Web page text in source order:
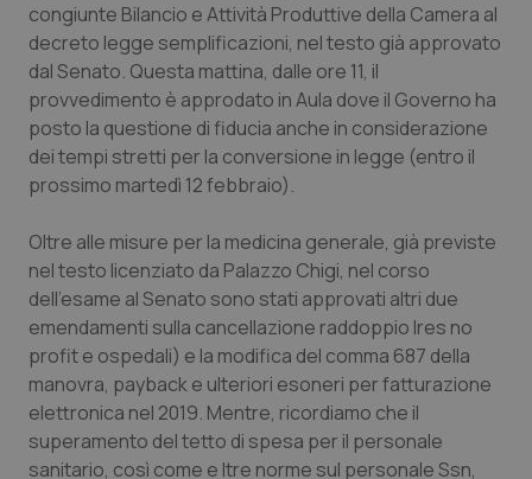
Liguria
Lombardia
Marche
Molise
Piemonte
Provincia Autonoma di Bolzano
Provincia Autonoma di Trento
Disturbi dell’umore
Dolore
Donna & Salute
Epatiti
HIV
Infezioni & Febbre
Ipertensione & Scompenso
congiunte Bilancio e Attività Produttive della Camera al
decreto legge semplificazioni, nel testo già approvato
dal Senato. Questa mattina, dalle ore 11, il
provvedimento è approdato in Aula dove il Governo ha
posto la questione di fiducia anche in considerazione
dei tempi stretti per la conversione in legge (entro il
prossimo martedì 12 febbraio).
Oltre alle misure per la medicina generale, già previste
nel testo licenziato da Palazzo Chigi, nel corso
dell'esame al Senato sono stati approvati altri due
emendamenti sulla cancellazione raddoppio Ires no
profit e ospedali) e la modifica del comma 687 della
manovra, payback e ulteriori esoneri per fatturazione
elettronica nel 2019. Mentre, ricordiamo che il
superamento deltetto di spesa per il personale
sanitario, così come e ltre norme sul personale Ssn,